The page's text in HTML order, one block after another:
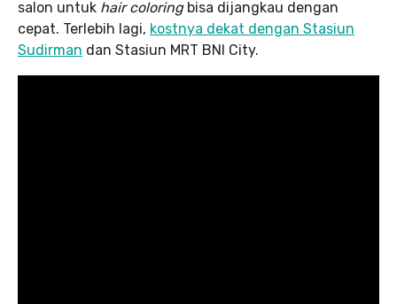
salon untuk hair coloring bisa dijangkau dengan
cepat. Terlebih lagi, kostnya dekat dengan Stasiun
Sudirman dan Stasiun MRT BNI City.